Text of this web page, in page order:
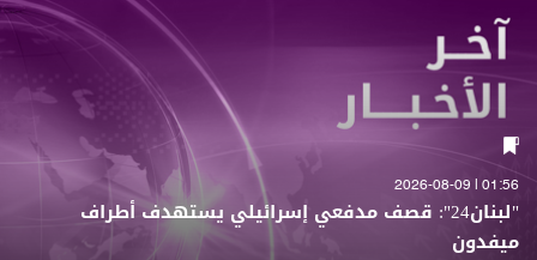
01:56 | 2026-08-09
"لبنان24": قصف مدفعي إسرائيلي يستهدف أطراف
ميفدون